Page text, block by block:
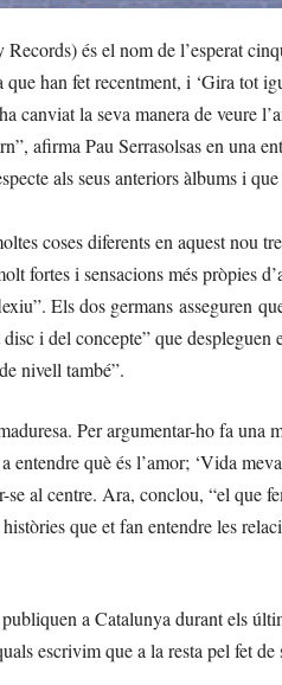
és el nom de l’esperat
han fet recentment, i ‘Gira tot
la seva manera de veure
afirma Pau Serrasolsas en una
als seus anteriors àlbums i
coses diferents en aquest nou
fortes i sensacions més pròpies
Els dos germans asseguren
i del concepte” que
nivell també”.
Per argumentar-ho fa una
entendre què és l’amor; ‘Vida
al centre. Ara, conclou, “el que
que et fan entendre les
a Catalunya durant els
escrivim que a la resta pel fet